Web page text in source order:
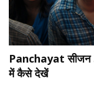
Panchayat सीजन
में कैसे देखें